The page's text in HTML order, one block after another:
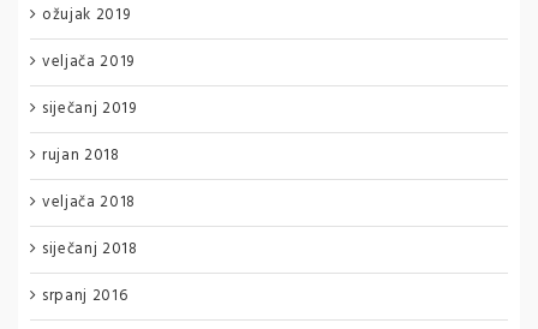
ožujak 2019
veljača 2019
siječanj 2019
rujan 2018
veljača 2018
siječanj 2018
srpanj 2016